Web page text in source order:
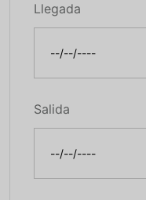
Llegada
Salida